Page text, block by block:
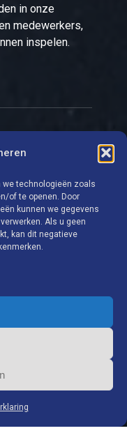
we technologieën zoals
of te openen. Door
kunnen we gegevens
Als u geen
kan dit negatieve
in onze
medewerkers,
inspelen.